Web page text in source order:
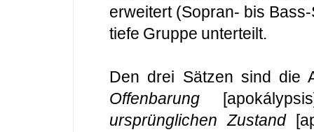
erweitert (Sopran- bis
tiefe Gruppe unterteilt.
Den drei Sätzen sind die
Offenbarung
ursprünglichen Zustand